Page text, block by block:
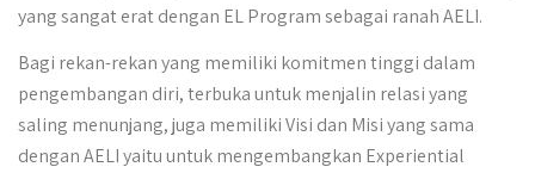
yang sangat erat dengan EL Program sebagai ranah AELI.
Bagi rekan-rekan yang memiliki komitmen tinggi dalam
pengembangan diri, terbuka untuk menjalin relasi yang
saling menunjang, juga memiliki Visi dan Misi yang sama
dengan AELI yaitu untuk mengembangkan Experiential